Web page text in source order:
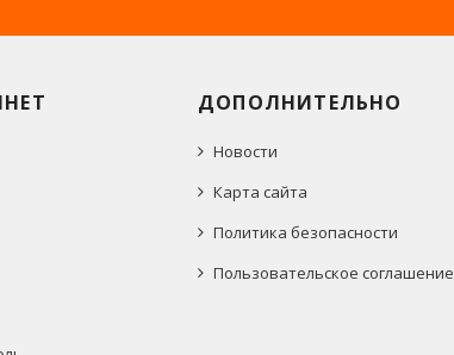
ДОПОЛНИТЕЛЬНО
Новости
Карта сайта
Политика безопасности
Пользовательское соглашение